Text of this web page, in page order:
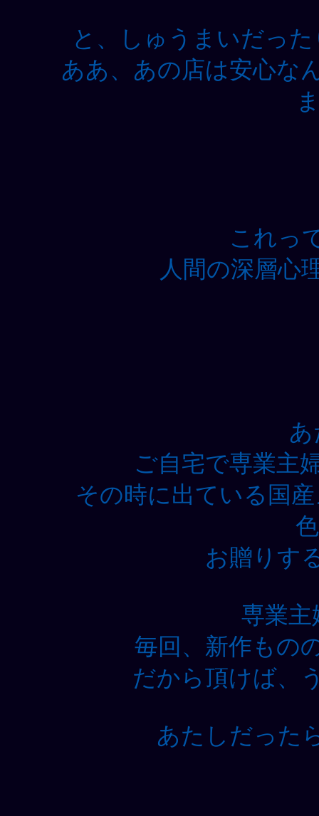
と、しゅうまいだっ
ああ、あの店は安心な
これっ
人間の深層心
ご自宅で専業主
その時に出ている国
お贈りす
専業
毎回、新作もの
だから頂けば、
あたしだった